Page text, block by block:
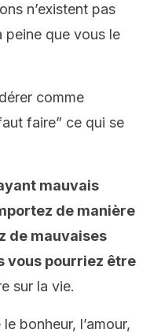
n’existent pas
peine que vous le
comme
faire” ce qui se
mauvais
de manière
de mauvaises
vous pourriez être
sur la vie.
bonheur, l’amour,